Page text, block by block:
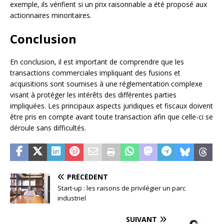
exemple, ils vérifient si un prix raisonnable a été proposé aux
actionnaires minoritaires.
Conclusion
En conclusion, il est important de comprendre que les
transactions commerciales impliquant des fusions et
acquisitions sont soumises à une réglementation complexe
visant à protéger les intérêts des différentes parties
impliquées. Les principaux aspects juridiques et fiscaux doivent
être pris en compte avant toute transaction afin que celle-ci se
déroule sans difficultés.
PRÉCÉDENT
Start-up : les raisons de privilégier un parc
industriel
SUIVANT